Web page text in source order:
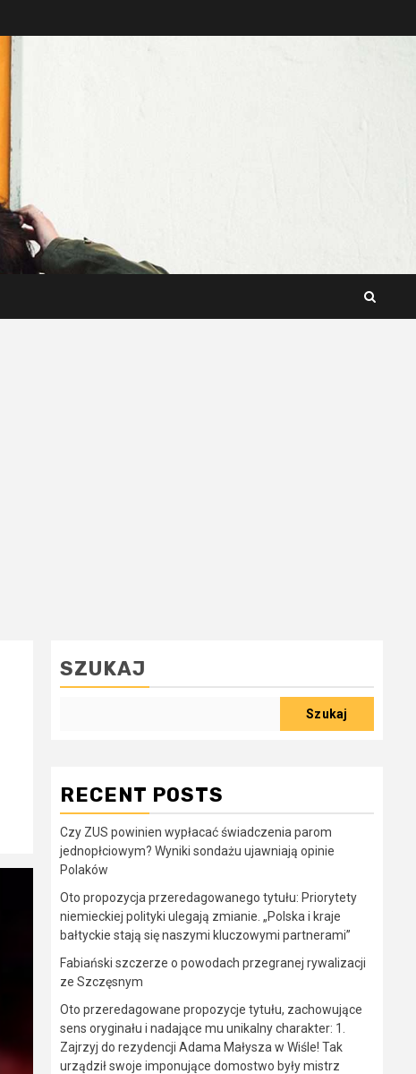
SZUKAJ
Szukaj
RECENT POSTS
Czy ZUS powinien wypłacać świadczenia parom
jednopłciowym? Wyniki sondażu ujawniają opinie
Polaków
Oto propozycja przeredagowanego tytułu: Priorytety
niemieckiej polityki ulegają zmianie. „Polska i kraje
bałtyckie stają się naszymi kluczowymi partnerami”
Fabiański szczerze o powodach przegranej rywalizacji
ze Szczęsnym
Oto przeredagowane propozycje tytułu, zachowujące
sens oryginału i nadające mu unikalny charakter: 1.
Zajrzyj do rezydencji Adama Małysza w Wiśle! Tak
urządził swoje imponujące domostwo były mistrz